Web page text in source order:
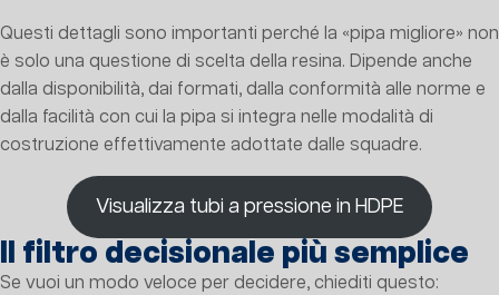
Questi dettagli sono importanti perché la «pipa migliore» non
è solo una questione di scelta della resina. Dipende anche
dalla disponibilità, dai formati, dalla conformità alle norme e
dalla facilità con cui la pipa si integra nelle modalità di
costruzione effettivamente adottate dalle squadre.
Visualizza tubi a pressione in HDPE
Il filtro decisionale più semplice
Se vuoi un modo veloce per decidere, chiediti questo: